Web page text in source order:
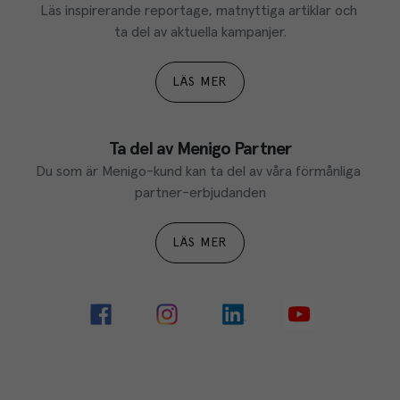
Läs inspirerande reportage, matnyttiga artiklar och
ta del av aktuella kampanjer.
LÄS MER
Ta del av Menigo Partner
Du som är Menigo-kund kan ta del av våra förmånliga
partner-erbjudanden
LÄS MER